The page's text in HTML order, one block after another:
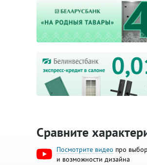
Сравните
Посмотрите видео про
и возможности дизайна